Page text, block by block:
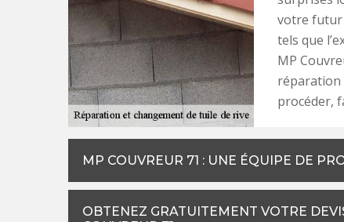
votre futur
tels que
MP
réparation
procéder,
MP COUVREUR 71 : UNE ÉQUIPE DE
OBTENEZ GRATUITEMENT VOTRE